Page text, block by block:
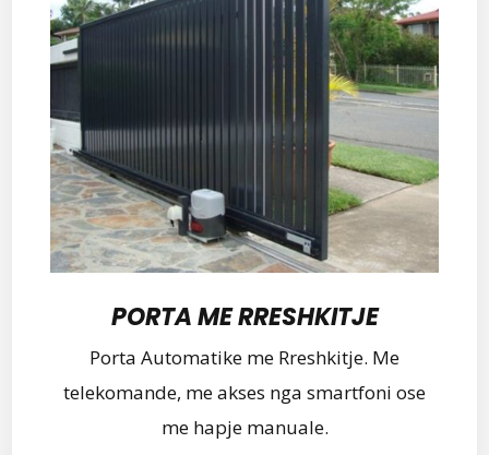
PORTA ME RRESHKITJE
Porta Automatike me Rreshkitje. Me
telekomande, me akses nga smartfoni ose
me hapje manuale.